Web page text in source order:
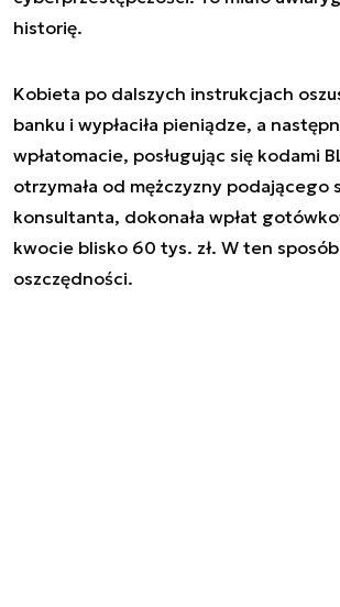
historię.
Kobieta po dalszych instrukcjach
banku i wypłaciła pieniądze, a
wpłatomacie, posługując się kodami
otrzymała od mężczyzny podającego
konsultanta, dokonała wpłat
kwocie blisko 60 tys. zł. W ten
oszczędności.